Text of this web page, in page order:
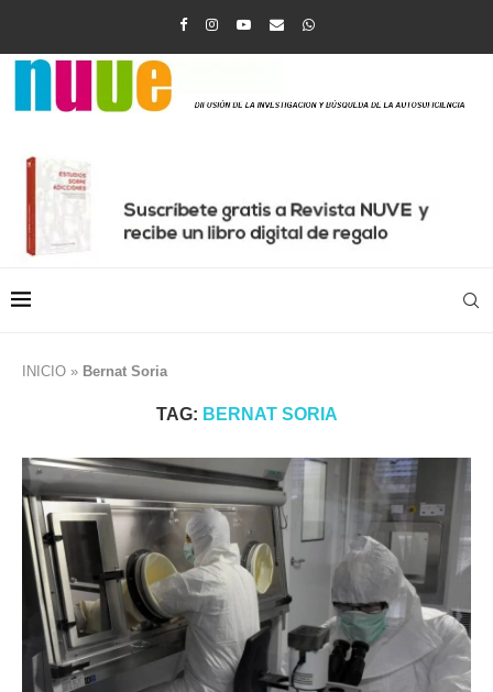
INICIO » Bernat Soria
TAG: BERNAT SORIA